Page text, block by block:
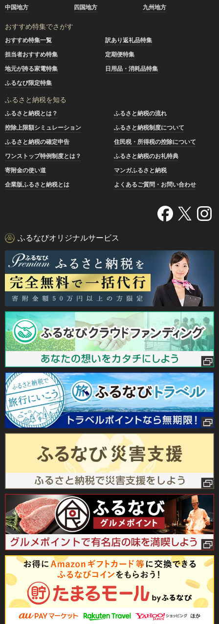
中国地方
四国地方 九州地方
おすすめ特集でさがす
おすすめ特集一覧
訳あり返礼品特集
担当者おすすめ特集
定期便特集
地元が誇る家電特集
日用品・消耗品特集
ふるなび限定特集
ふるさと納税を知る
ふるさと納税とは？
ふるさと納税の流れ
控除上限額シミュレーション
ふるさと納税制度について
ふるさと納税の確定申告
住民税・所得税の控除について
ワンストップ特例制度とは？
ふるさと納税のお礼特典
寄附金の使い道
マンガふるさと納税
企業版ふるさと納税とは
よくあるご質問・お問い合わせ
ふるなびオリジナルサービス